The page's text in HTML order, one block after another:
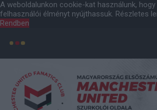
A weboldalunkon cookie-kat használunk, hogy
felhasználói élményt nyújthassuk. Részletes
Rendben